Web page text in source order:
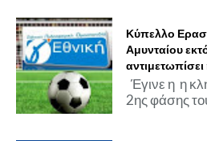
Κύπελλο
Αμυνταίου
Έγινε η η
2ης φάσης